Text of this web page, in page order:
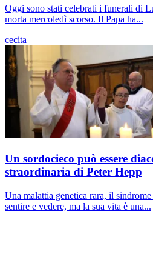
Oggi sono stati celebrati i funerali di
morta mercoledì scorso. Il Papa ha...
cecita
Un sordocieco può essere
straordinaria di Peter Hepp
Una malattia genetica rara, il
sentire e vedere, ma la sua vita è una...